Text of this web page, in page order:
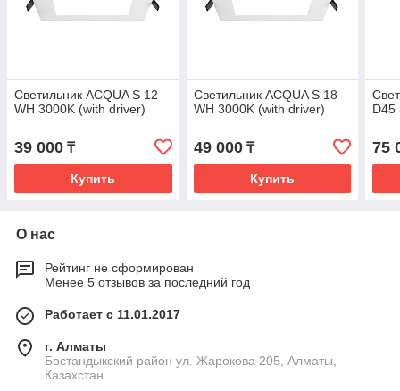
Светильник ACQUA S 12
WH 3000K (with driver)
39 000 ₸
Купить
Светильник ACQUA S 18
WH 3000K (with driver)
49 000₸
Купить
D45
75
О нас
Рейтинг не сформирован
Менее 5 отзывов за последний год
Работает с 11.01.2017
г. Алматы
Бостандыкский район ул. Жарокова 205, Алматы,
Казахстан